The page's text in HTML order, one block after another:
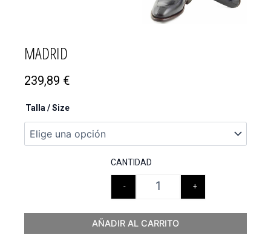
MADRID
239,89 €
Talla / Size
CANTIDAD
- +
AÑADIR AL CARRITO